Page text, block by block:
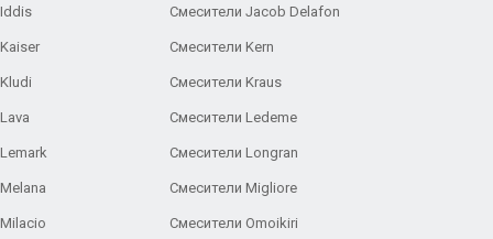
Смесители Jacob Delafon
Смесители Kern
Смесители Kraus
Смесители Ledeme
Смесители Longran
Смесители Migliore
Смесители Omoikiri